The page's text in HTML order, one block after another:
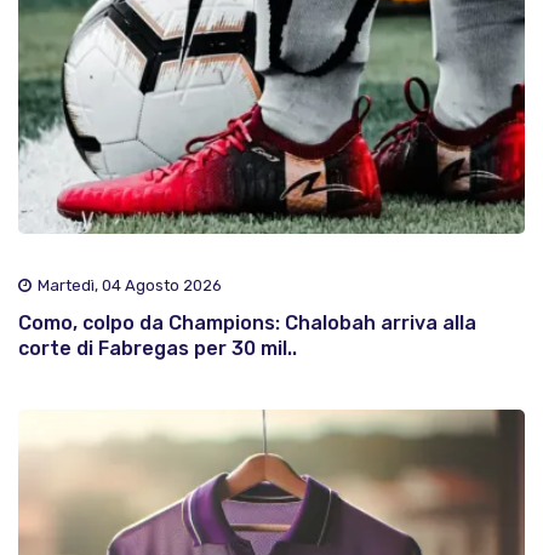
Martedì, 04 Agosto 2026
Como, colpo da Champions: Chalobah arriva alla
corte di Fabregas per 30 mil..